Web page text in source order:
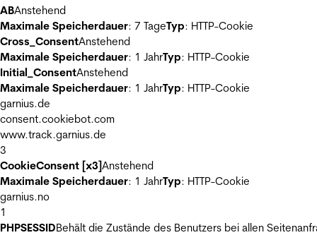
ABAnstehend
Maximale Speicherdauer: 7 TageTyp: HTTP-Cookie
Cross_ConsentAnstehend
Maximale Speicherdauer: 1 JahrTyp: HTTP-Cookie
Initial_ConsentAnstehend
Maximale Speicherdauer: 1 JahrTyp: HTTP-Cookie
garnius.de
consent.cookiebot.com
www.track.garnius.de
3
CookieConsent [x3]Anstehend
Maximale Speicherdauer: 1 JahrTyp: HTTP-Cookie
garnius.no
1
PHPSESSIDBehält die Zustände des Benutzers bei allen